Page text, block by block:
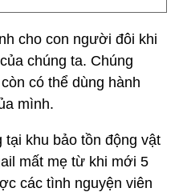
cho con người đôi khi
chúng ta. Chúng
có thể dùng hành
mình.
tại khu bảo tồn động vật
mất mẹ từ khi mới 5
các tình nguyện viên